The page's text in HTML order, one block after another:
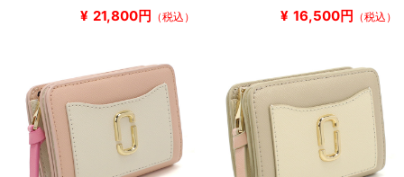
¥ 21,800円 （税込） ¥ 16,500円 （税込）